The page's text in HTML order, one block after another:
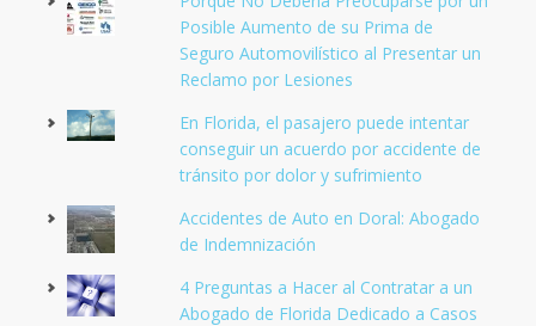
Posible Aumento de su Prima de
Seguro Automovilístico al Presentar un
Reclamo por Lesiones
En Florida, el pasajero puede intentar
conseguir un acuerdo por accidente de
tránsito por dolor y sufrimiento
Accidentes de Auto en Doral: Abogado
de Indemnización
4 Preguntas a Hacer al Contratar a un
Abogado de Florida Dedicado a Casos